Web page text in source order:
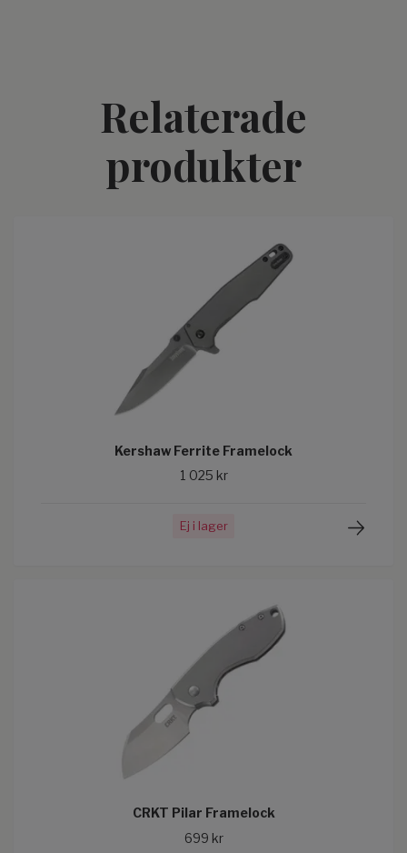
Relaterade
produkter
Kershaw Ferrite Framelock
1 025 kr
Ej i lager
CRKT Pilar Framelock
699 kr